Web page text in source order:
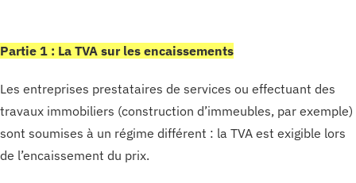
Partie 1 : La TVA sur les encaissements
Les entreprises prestataires de services ou effectuant des
travaux immobiliers (construction d’immeubles, par exemple)
sont soumises à un régime différent : la TVA est exigible lors
de l’encaissement du prix.